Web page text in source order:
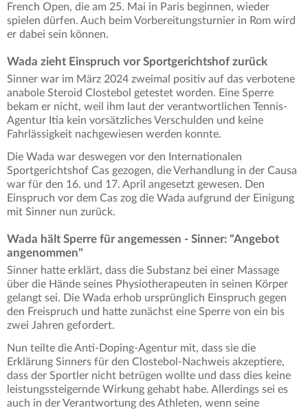
French Open, die am 25. Mai in Paris beginnen, wieder
spielen dürfen. Auch beim Vorbereitungsturnier in Rom wird
er dabei sein können.
Wada zieht Einspruch vor Sportgerichtshof zurück
Sinner war im März 2024 zweimal positiv auf das verbotene
anabole Steroid Clostebol getestet worden. Eine Sperre
bekam er nicht, weil ihm laut der verantwortlichen Tennis-
Agentur Itia kein vorsätzliches Verschulden und keine
Fahrlässigkeit nachgewiesen werden konnte.
Die Wada war deswegen vor den Internationalen
Sportgerichtshof Cas gezogen, die Verhandlung in der Causa
war für den 16. und 17. April angesetzt gewesen. Den
Einspruch vor dem Cas zog die Wada aufgrund der Einigung
mit Sinner nun zurück.
Wada hält Sperre für angemessen - Sinner: "Angebot
angenommen"
Sinner hatte erklärt, dass die Substanz bei einer Massage
über die Hände seines Physiotherapeuten in seinen Körper
gelangt sei. Die Wada erhob ursprünglich Einspruch gegen
den Freispruch und hatte zunächst eine Sperre von ein bis
zwei Jahren gefordert.
Nun teilte die Anti-Doping-Agentur mit, dass sie die
Erklärung Sinners für den Clostebol-Nachweis akzeptiere,
dass der Sportler nicht betrügen wollte und dass dies keine
leistungssteigernde Wirkung gehabt habe. Allerdings sei es
auch in der Verantwortung des Athleten, wenn seine